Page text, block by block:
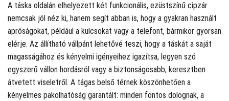
A táska oldalán elhelyezett két funkcionális, ezüstszínű cipzár
nemcsak jól néz ki, hanem segít abban is, hogy a gyakran használt
apróságokat, például a kulcsokat vagy a telefont, bármikor gyorsan
elérje. Az állítható vállpánt lehetővé teszi, hogy a táskát a saját
magasságához és kényelmi igényeihez igazítsa, legyen szó
egyszerű vállon hordásról vagy a biztonságosabb, keresztben
átvetett viseletről. A tágas belső térnek köszönhetően a
kényelmes pakolhatóság garantált: minden fontos dolognak, a